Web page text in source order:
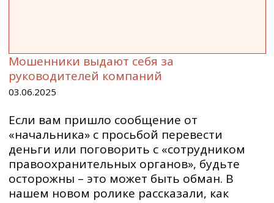
Мошенники выдают себя за
руководителей компаний
03.06.2025
Если вам пришло сообщение от
«начальника» с просьбой перевести
деньги или поговорить с «сотрудником
правоохранительных органов», будьте
осторожны – это может быть обман. В
нашем новом ролике рассказали, как